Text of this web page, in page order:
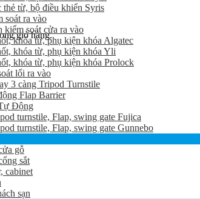
giỏ hàng.
thẻ từ, bộ điều khiển Syris
soát ra vào
kiểm soát cửa ra vào
khóa từ, phụ kiện khóa Algatec
khóa từ, phụ kiện khóa Yli
khóa từ, phụ kiện khóa Prolock
lối ra vào
3 càng Tripod Turnstile
Flap Barrier
Động
turnstile, Flap, swing gate Fujica
turnstile, Flap, swing gate Gunnebo
gỗ
sắt
cabinet
sạn